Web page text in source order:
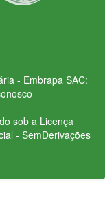
- Embrapa SAC:
sob a Licença
- SemDerivações